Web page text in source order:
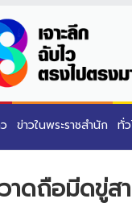
ข่าวในพระราชสำนัก ทั่
วาดถือมีดขู่